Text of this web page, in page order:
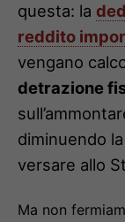
questa: la
reddito
vengano
detrazione
diminuendo
versare allo
Ma non